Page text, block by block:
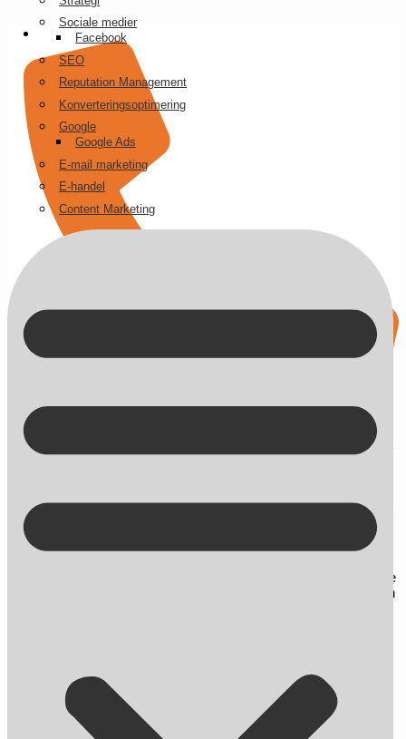
Kontakt på +45 70 13 63 23
Sociale medier
Facebook
SEO
Reputation Management
Konverteringsoptimering
Google
Google Ads
E-mail marketing
E-handel
Content Marketing
Sociale medie strategi
Her finder du blogindlæg om SEO og andre nyheder omhandlende
online markedsføring. Du får desuden gode råd og tips til, hvordan